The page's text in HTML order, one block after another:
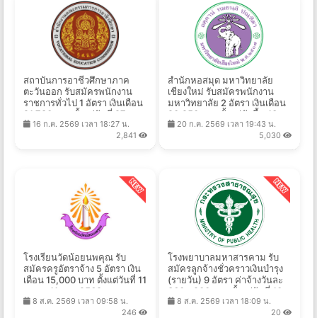
สถาบันการอาชีวศึกษาภาค
ตะวันออก รับสมัครพนักงาน
ราชการทั่วไป 1 อัตรา เงินเดือน
21,780 บาท ตั้งแต่วันที่ 27 ก.ค.
- 11 ส.ค. 2569
16 ก.ค. 2569 เวลา 18:27 น.
2,841
สำนักหอสมุด มหาวิทยาลัย
เชียงใหม่ รับสมัครพนักงาน
มหาวิทยาลัย 2 อัตรา เงินเดือน
20,250 บาท ตั้งแต่บัดนี้ - 13
ส.ค. 2569
20 ก.ค. 2569 เวลา 19:43 น.
5,030
โรงเรียนวัดน้อยนพคุณ รับ
สมัครครูอัตราจ้าง 5 อัตรา เงิน
เดือน 15,000 บาท ตั้งแต่วันที่ 11
ส.ค. - 11 ก.ย. 2569
8 ส.ค. 2569 เวลา 09:58 น.
246
โรงพยาบาลมหาสารคาม รับ
สมัครลูกจ้างชั่วคราวเงินบำรุง
(รายวัน) 9 อัตรา ค่าจ้างวันละ
360 - 900 บาท ตั้งแต่วันที่ 10 -
17 ส.ค. 2569
8 ส.ค. 2569 เวลา 18:09 น.
20